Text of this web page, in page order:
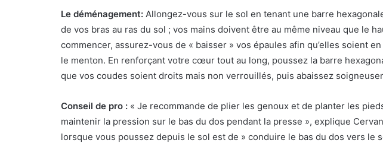
Le déménagement: Allongez-vous sur le sol en tenant une barre
de vos bras au ras du sol ; vos mains doivent être au même niveau que le
commencer, assurez-vous de « baisser » vos épaules afin qu’elles soient
le menton. En renforçant votre cœur tout au long, poussez la barre
que vos coudes soient droits mais non verrouillés, puis abaissez
Conseil de pro : « Je recommande de plier les genoux et de planter les
maintenir la pression sur le bas du dos pendant la presse », explique
lorsque vous poussez depuis le sol est de » conduire le bas du dos vers le